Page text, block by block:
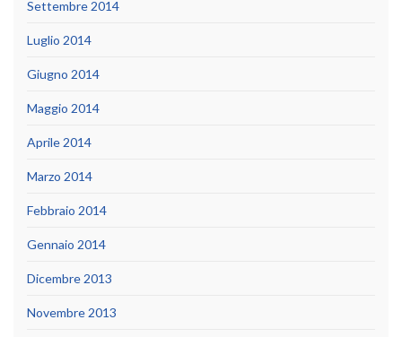
Settembre 2014
Luglio 2014
Giugno 2014
Maggio 2014
Aprile 2014
Marzo 2014
Febbraio 2014
Gennaio 2014
Dicembre 2013
Novembre 2013